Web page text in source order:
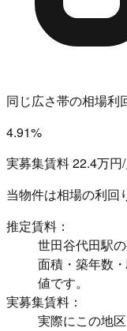
同じ広さ帯の相場利
4.91%
実募集賃料 22.4万円/
当物件は相場の利回
推定賃料：
世田谷代田駅
面積・築年数
値です。
実募集賃料：
実際にこの地